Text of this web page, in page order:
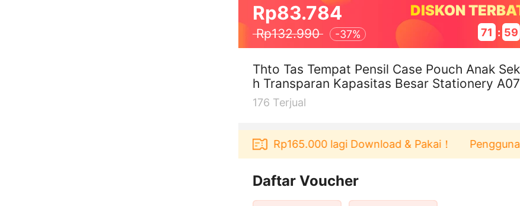
Rp83.784
Rp132.990 -37%
DISKON
71 : 59
Thto Tas Tempat Pensil Case Pouch Anak
h Transparan Kapasitas Besar Stationery
176 Terjual
berbelanja di aplikasi Akulaku bisa dapat voucher Rp165.000 lagi Download & Pakai！ Pengguna
Daftar Voucher